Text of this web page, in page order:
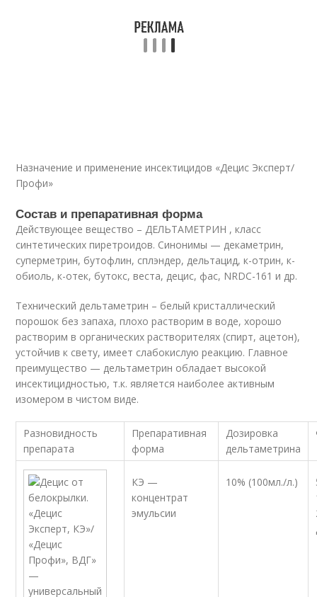
Назначение и применение инсектицидов «Децис Эксперт/
Профи»
Состав и препаративная форма
Действующее вещество – ДЕЛЬТАМЕТРИН , класс
синтетических пиретроидов. Синонимы — декаметрин,
суперметрин, бутофлин, сплэндер, дельтацид, к-отрин, к-
обиоль, к-отек, бутокс, веста, децис, фас, NRDC-161 и др.
Технический дельтаметрин – белый кристаллический
порошок без запаха, плохо растворим в воде, хорошо
растворим в органических растворителях (спирт, ацетон),
устойчив к свету, имеет слабокислую реакцию. Главное
преимущество — дельтаметрин обладает высокой
инсектицидностью, т.к. является наиболее активным
изомером в чистом виде.
Разновидность
препарата
Препаративная
форма
Дозировка
дельтаметрина
КЭ —
концентрат
эмульсии
10% (100мл./л.)